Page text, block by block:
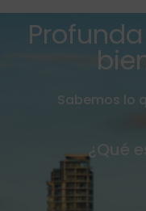
Sabemos lo
¿Qué